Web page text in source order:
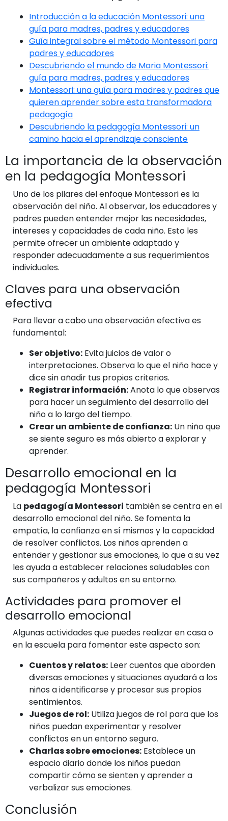
Introducción a la educación Montessori: una
guía para madres, padres y educadores
Guía integral sobre el método Montessori para
padres y educadores
Descubriendo el mundo de Maria Montessori:
guía para madres, padres y educadores
Montessori: una guía para madres y padres que
quieren aprender sobre esta transformadora
pedagogía
Descubriendo la pedagogía Montessori: un
camino hacia el aprendizaje consciente
La importancia de la observación
en la pedagogía Montessori
Uno de los pilares del enfoque Montessori es la
observación del niño. Al observar, los educadores y
padres pueden entender mejor las necesidades,
intereses y capacidades de cada niño. Esto les
permite ofrecer un ambiente adaptado y
responder adecuadamente a sus requerimientos
individuales.
Claves para una observación
efectiva
Para llevar a cabo una observación efectiva es
fundamental:
Ser objetivo: Evita juicios de valor o
interpretaciones. Observa lo que el niño hace y
dice sin añadir tus propios criterios.
Registrar información:Anota lo que observas
para hacer un seguimiento del desarrollo del
niño a lo largo del tiempo.
Crear un ambiente de confianza: Un niño que
se siente seguro es más abierto a explorar y
aprender.
Desarrollo emocional en la
pedagogía Montessori
La pedagogía Montessori también se centra en el
desarrollo emocional del niño. Se fomenta la
empatía, la confianza en sí mismos y la capacidad
de resolver conflictos. Los niños aprenden a
entender y gestionar sus emociones, lo que a su vez
les ayuda a establecer relaciones saludables con
sus compañeros y adultos en su entorno.
Actividades para promover el
desarrollo emocional
Algunas actividades que puedes realizar en casa o
en la escuela para fomentar este aspecto son:
Cuentos y relatos: Leer cuentos que aborden
diversas emociones y situaciones ayudará a los
niños a identificarse y procesar sus propios
sentimientos.
Juegos de rol: Utiliza juegos de rol para que los
niños puedan experimentar y resolver
conflictos en un entorno seguro.
Charlas sobre emociones: Establece un
espacio diario donde los niños puedan
compartir cómo se sienten y aprender a
verbalizar sus emociones.
Conclusión